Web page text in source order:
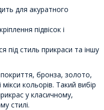
для акуратного
підвісок і
під стиль прикраси та іншу
покриття, бронза, золото,
кольорів. Такий вибір
у класичному,
стилі.